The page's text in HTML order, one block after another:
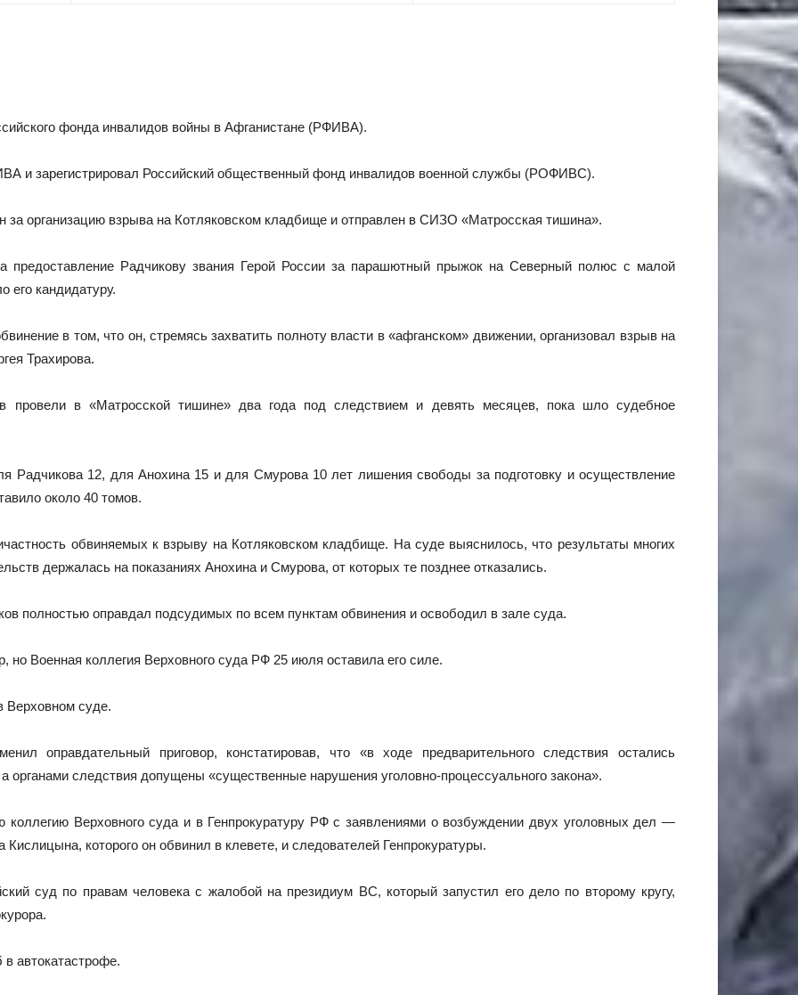
фонда инвалидов войны в Афганистане (РФИВА).
и зарегистрировал Российский общественный фонд инвалидов военной службы (РОФИВС).
за организацию взрыва на Котляковском кладбище и отправлен в СИЗО «Матросская тишина».
предоставление Радчикову звания Герой России за парашютный прыжок на Северный полюс с малой
его кандидатуру.
в том, что он, стремясь захватить полноту власти в «афганском» движении, организовал взрыв на
Трахирова.
провели в «Матросской тишине» два года под следствием и девять месяцев, пока шло судебное
Радчикова 12, для Анохина 15 и для Смурова 10 лет лишения свободы за подготовку и осуществление
около 40 томов.
обвиняемых к взрыву на Котляковском кладбище. На суде выяснилось, что результаты многих
держалась на показаниях Анохина и Смурова, от которых те позднее отказались.
полностью оправдал подсудимых по всем пунктам обвинения и освободил в зале суда.
но Военная коллегия Верховного суда РФ 25 июля оставила его силе.
Верховном суде.
оправдательный приговор, констатировав, что «в ходе предварительного следствия остались
следствия допущены «существенные нарушения уголовно-процессуального закона».
коллегию Верховного суда и в Генпрокуратуру РФ с заявлениями о возбуждении двух уголовных дел —
Кислицына, которого он обвинил в клевете, и следователей Генпрокуратуры.
суд по правам человека с жалобой на президиум ВС, который запустил его дело по второму кругу,
в автокатастрофе.